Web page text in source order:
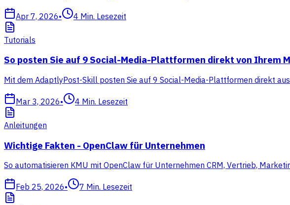
Apr 7, 2026• 4 Min. Lesezeit
Tutorials
So posten Sie auf 9 Social-Media-Plattformen direkt von Ihrem
Mit dem AdaptlyPost-Skill posten Sie auf 9 Social-Media-Plattformen direkt
Mar 3, 2026• 4 Min. Lesezeit
Anleitungen
Wichtige Fakten - OpenClaw für Unternehmen
So automatisieren KMU mit OpenClaw für Unternehmen CRM, Vertrieb,
Feb 25, 2026• 7 Min. Lesezeit